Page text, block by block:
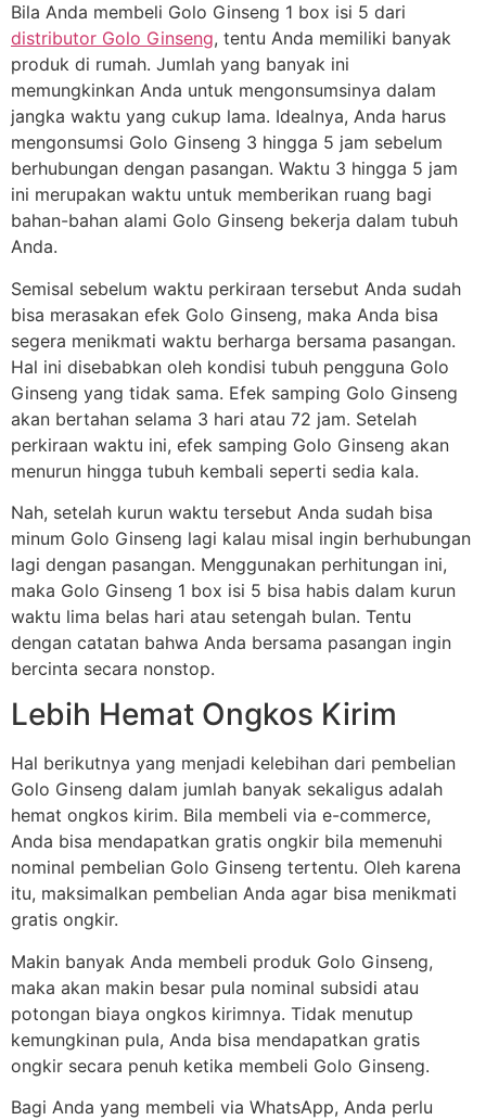
Bila Anda membeli Golo Ginseng 1 box isi 5 dari
distributor Golo Ginseng, tentu Anda memiliki banyak
produk di rumah. Jumlah yang banyak ini
memungkinkan Anda untuk mengonsumsinya dalam
jangka waktu yang cukup lama. Idealnya, Anda harus
mengonsumsi Golo Ginseng 3 hingga 5 jam sebelum
berhubungan dengan pasangan. Waktu 3 hingga 5 jam
ini merupakan waktu untuk memberikan ruang bagi
bahan-bahan alami Golo Ginseng bekerja dalam tubuh
Anda.
Semisal sebelum waktu perkiraan tersebut Anda sudah
bisa merasakan efek Golo Ginseng, maka Anda bisa
segera menikmati waktu berharga bersama pasangan.
Hal ini disebabkan oleh kondisi tubuh pengguna Golo
Ginseng yang tidak sama. Efek samping Golo Ginseng
akan bertahan selama 3 hari atau 72 jam. Setelah
perkiraan waktu ini, efek samping Golo Ginseng akan
menurun hingga tubuh kembali seperti sedia kala.
Nah, setelah kurun waktu tersebut Anda sudah bisa
minum Golo Ginseng lagi kalau misal ingin berhubungan
lagi dengan pasangan. Menggunakan perhitungan ini,
maka Golo Ginseng 1 box isi 5 bisa habis dalam kurun
waktu lima belas hari atau setengah bulan. Tentu
dengan catatan bahwa Anda bersama pasangan ingin
bercinta secara nonstop.
Lebih Hemat Ongkos Kirim
Hal berikutnya yang menjadi kelebihan dari pembelian
Golo Ginseng dalam jumlah banyak sekaligus adalah
hemat ongkos kirim. Bila membeli via e-commerce,
Anda bisa mendapatkan gratis ongkir bila memenuhi
nominal pembelian Golo Ginseng tertentu. Oleh karena
itu, maksimalkan pembelian Anda agar bisa menikmati
gratis ongkir.
Makin banyak Anda membeli produk Golo Ginseng,
maka akan makin besar pula nominal subsidi atau
potongan biaya ongkos kirimnya. Tidak menutup
kemungkinan pula, Anda bisa mendapatkan gratis
ongkir secara penuh ketika membeli Golo Ginseng.
Bagi Anda yang membeli via WhatsApp, Anda perlu